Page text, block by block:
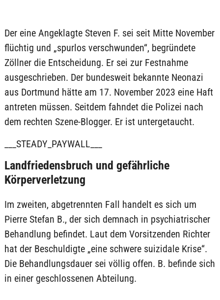
Der eine Angeklagte Steven F. sei seit Mitte November
flüchtig und „spurlos verschwunden“, begründete
Zöllner die Entscheidung. Er sei zur Festnahme
ausgeschrieben. Der bundesweit bekannte Neonazi
aus Dortmund hätte am 17. November 2023 eine Haft
antreten müssen. Seitdem fahndet die Polizei nach
dem rechten Szene-Blogger. Er ist untergetaucht.
___STEADY_PAYWALL___
Landfriedensbruch und gefährliche
Körperverletzung
Im zweiten, abgetrennten Fall handelt es sich um
Pierre Stefan B., der sich demnach in psychiatrischer
Behandlung befindet. Laut dem Vorsitzenden Richter
hat der Beschuldigte „eine schwere suizidale Krise“.
Die Behandlungsdauer sei völlig offen. B. befinde sich
in einer geschlossenen Abteilung.